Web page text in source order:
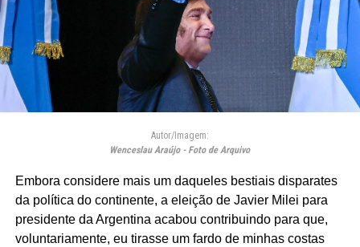
Autor/Imagem:
Wenceslau Araújo - Foto de Arquivo
Embora considere mais um daqueles bestiais disparates
da política do continente, a eleição de Javier Milei para
presidente da Argentina acabou contribuindo para que,
voluntariamente, eu tirasse um fardo de minhas costas